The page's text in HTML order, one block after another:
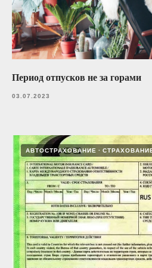
Период отпусков не за горами
03.07.2023
АВТОСТРАХОВАНИЕ